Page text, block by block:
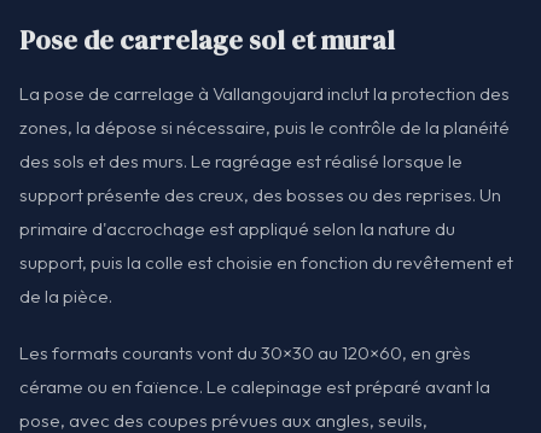
Pose de carrelage sol et mural
La pose de carrelage à Vallangoujard inclut la protection des
zones, la dépose si nécessaire, puis le contrôle de la planéité
des sols et des murs. Le ragréage est réalisé lorsque le
support présente des creux, des bosses ou des reprises. Un
primaire d'accrochage est appliqué selon la nature du
support, puis la colle est choisie en fonction du revêtement et
de la pièce.
Les formats courants vont du 30×30 au 120×60, en grès
cérame ou en faïence. Le calepinage est préparé avant la
pose, avec des coupes prévues aux angles, seuils,